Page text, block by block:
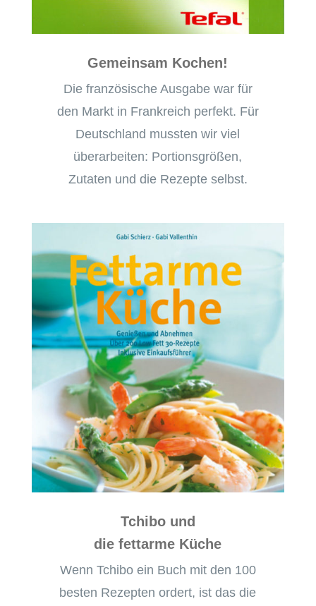
Gemeinsam Kochen!
Die französische Ausgabe war für
den Markt in Frankreich perfekt. Für
Deutschland mussten wir viel
überarbeiten: Portionsgrößen,
Zutaten und die Rezepte selbst.
Tchibo und
die fettarme Küche
Wenn Tchibo ein Buch mit den 100
besten Rezepten ordert, ist das die